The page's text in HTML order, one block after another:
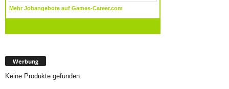
Werbung
Keine Produkte gefunden.